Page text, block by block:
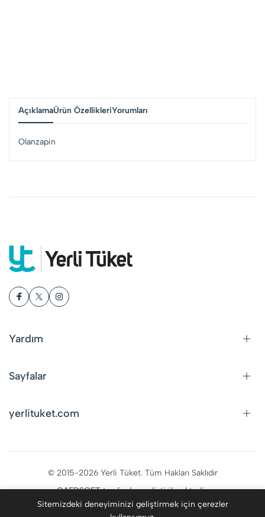
AçıklamaÜrün ÖzellikleriYorumları
Olanzapin
Yardım
Sayfalar
yerlituket.com
© 2015-2026 Yerli Tüket. Tüm Hakları Saklıdır
CAFDSOFTtarafından geliştirilmektedir.
Sitemizdeki deneyiminizi geliştirmek için çerezler